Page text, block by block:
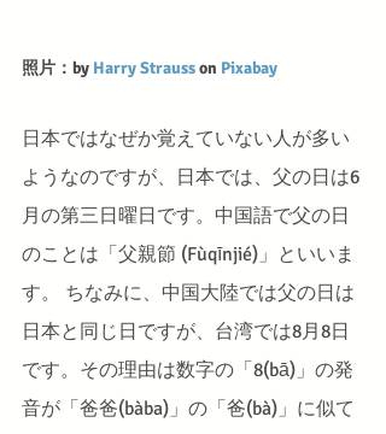
照片：by Harry Strauss on Pixabay
日本ではなぜか覚えていない人が多い
ようなのですが、日本では、父の日は6
月の第三日曜日です。中国語で父の日
のことは「父親節 (Fùqīnjié)」といいま
す。 ちなみに、中国大陸では父の日は
日本と同じ日ですが、台湾では8月8日
です。その理由は数字の「8(bā)」の発
音が「爸爸(bàba)」の「爸(bà)」に似て